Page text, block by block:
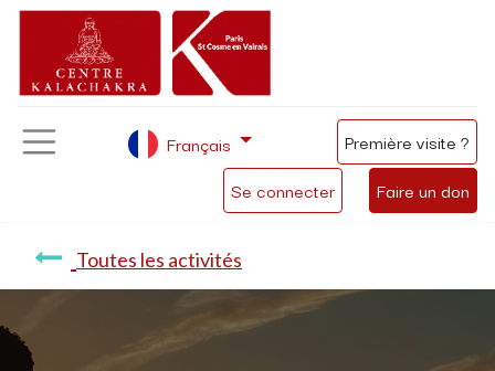
Se connecter Faire un don
Français Première visite ?
Toutes les activités